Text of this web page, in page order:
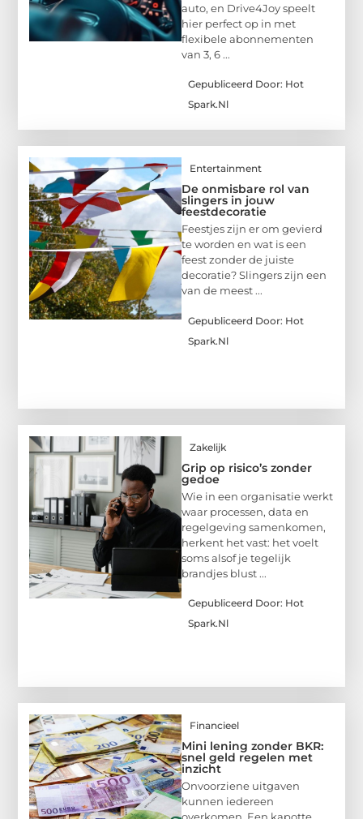
auto, en Drive4Joy speelt
hier perfect op in met
flexibele abonnementen
van 3, 6 ...
Gepubliceerd Door: Hot
Spark.nl
Entertainment
De onmisbare rol van
slingers in jouw
feestdecoratie
Feestjes zijn er om gevierd
te worden en wat is een
feest zonder de juiste
decoratie? Slingers zijn een
van de meest ...
Gepubliceerd Door: Hot
Spark.nl
Zakelijk
Grip op risico’s zonder
gedoe
Wie in een organisatie werkt
waar processen, data en
regelgeving samenkomen,
herkent het vast: het voelt
soms alsof je tegelijk
brandjes blust ...
Gepubliceerd Door: Hot
Spark.nl
Financieel
Mini lening zonder BKR:
snel geld regelen met
inzicht
Onvoorziene uitgaven
kunnen iedereen